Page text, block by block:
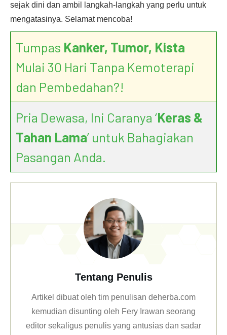
sejak dini dan ambil langkah-langkah yang perlu untuk
mengatasinya. Selamat mencoba!
Tumpas Kanker, Tumor, Kista
Mulai 30 Hari Tanpa Kemoterapi
dan Pembedahan?!
Pria Dewasa, Ini Caranya ‘Keras &
Tahan Lama’ untuk Bahagiakan
Pasangan Anda.
Tentang Penulis
Artikel dibuat oleh tim penulisan deherba.com
kemudian disunting oleh Fery Irawan seorang
editor sekaligus penulis yang antusias dan sadar